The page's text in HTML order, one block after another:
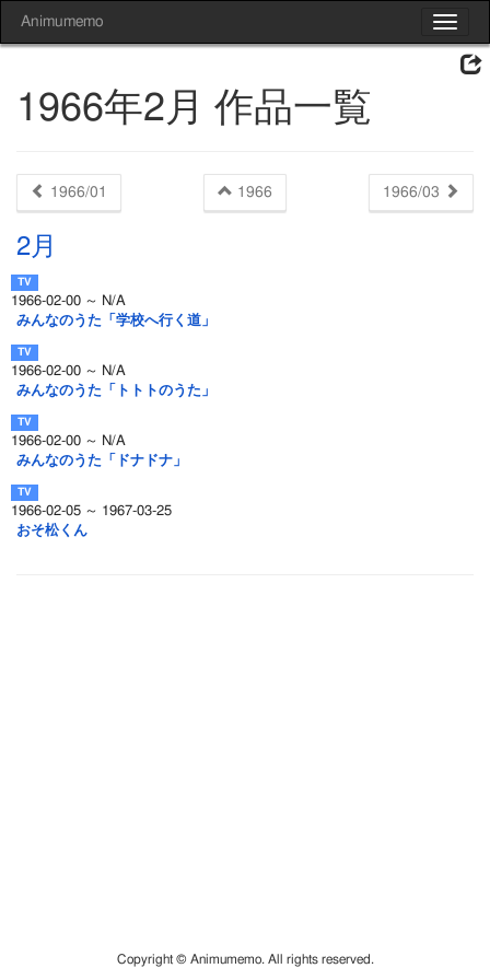
Toggle
Animumemo
1966年2月 作品一覧
1966/01 1966 1966/03
2月
1966-02-00 ～ N/A
みんなのうた「学校へ行く道」
1966-02-00 ～ N/A
みんなのうた「トトトのうた」
1966-02-00 ～ N/A
みんなのうた「ドナドナ」
1966-02-05 ～ 1967-03-25
おそ松くん
Copyright © Animumemo. All rights reserved.